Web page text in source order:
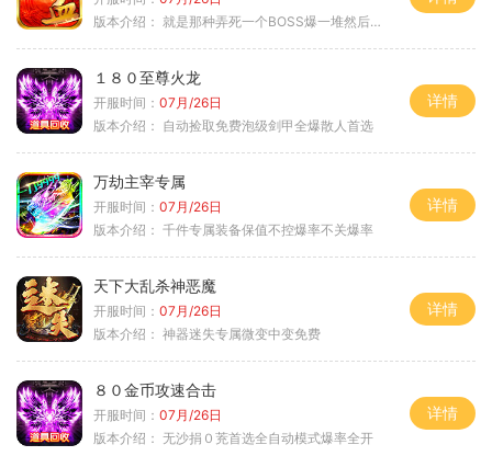
版本介绍： 就是那种弄死一个BOSS爆一堆然后就起飞
１８０至尊火龙
开服时间： 07月/26日
版本介绍： 自动捡取免费泡级剑甲全爆散人首选
详情
万劫主宰专属
开服时间： 07月/26日
版本介绍： 千件专属装备保值不控爆率不关爆率
详情
天下大乱杀神恶魔
开服时间： 07月/26日
版本介绍： 神器迷失专属微变中变免费
详情
８０金币攻速合击
开服时间： 07月/26日
版本介绍： 无沙捐０茺首选全自动模式爆率全开
详情